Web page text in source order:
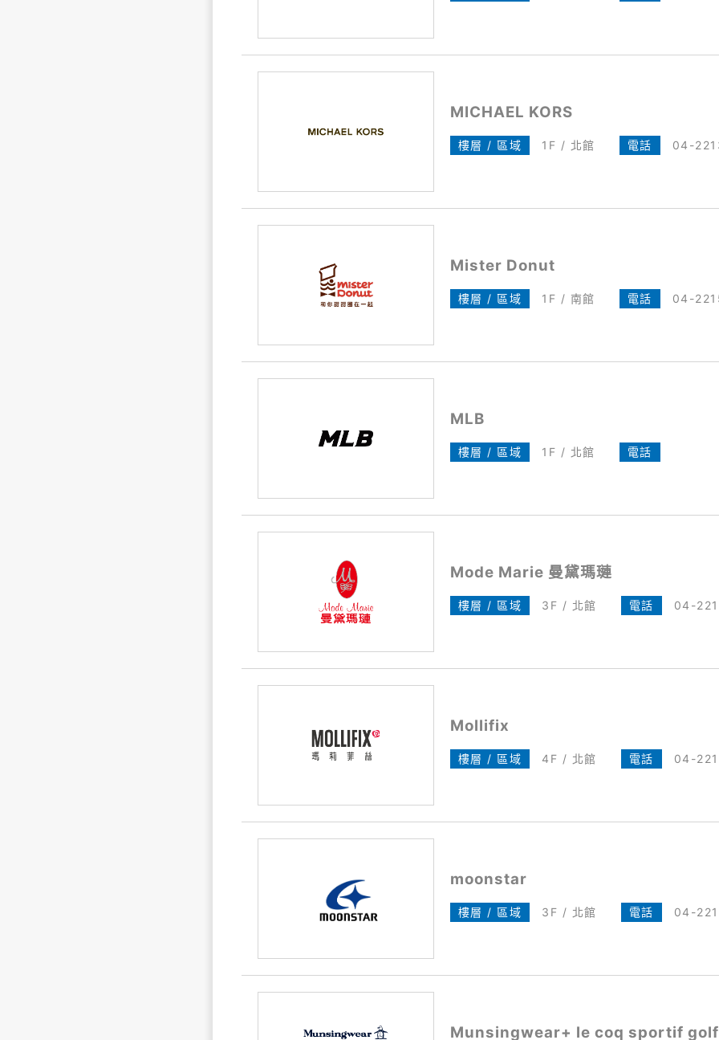
MICHAEL KORS
樓層 / 區域 1F / 北館 電話 04-
Mister Donut
樓層 / 區域 1F / 南館 電話 04-
MLB
樓層 / 區域 1F / 北館 電話
Mode Marie 曼黛瑪璉
樓層 / 區域 3F / 北館 電話 04-
Mollifix
樓層 / 區域 4F / 北館 電話 04-
moonstar
樓層 / 區域 3F / 北館 電話 04-
Munsingwear+ le coq sportif golf